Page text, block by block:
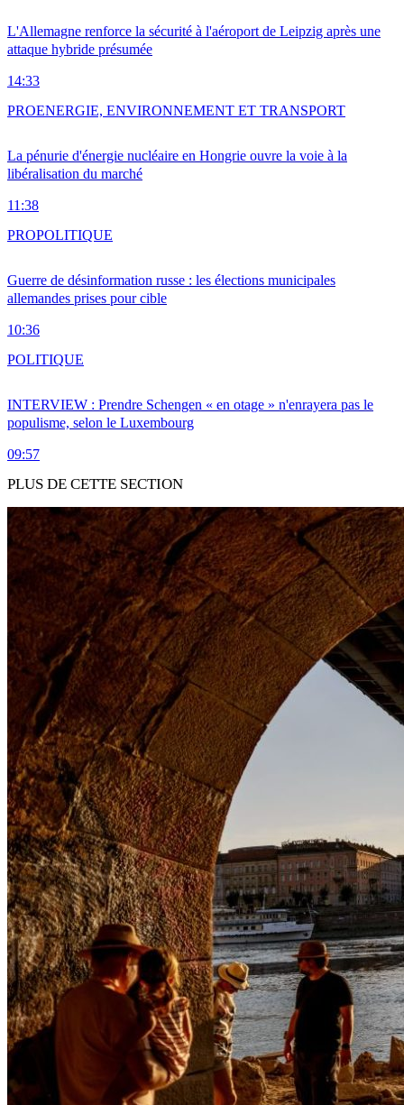
L'Allemagne renforce la sécurité à l'aéroport de Leipzig après une
attaque hybride présumée
14:33
La pénurie d'énergie nucléaire en Hongrie ouvre la voie à la
libéralisation du marché
11:38
PROENERGIE, ENVIRONNEMENT ET TRANSPORT
Guerre de désinformation russe : les élections municipales
allemandes prises pour cible
10:36
PROPOLITIQUE
INTERVIEW : Prendre Schengen « en otage » n'enrayera pas le
populisme, selon le Luxembourg
09:57
POLITIQUE
PLUS DE CETTE SECTION